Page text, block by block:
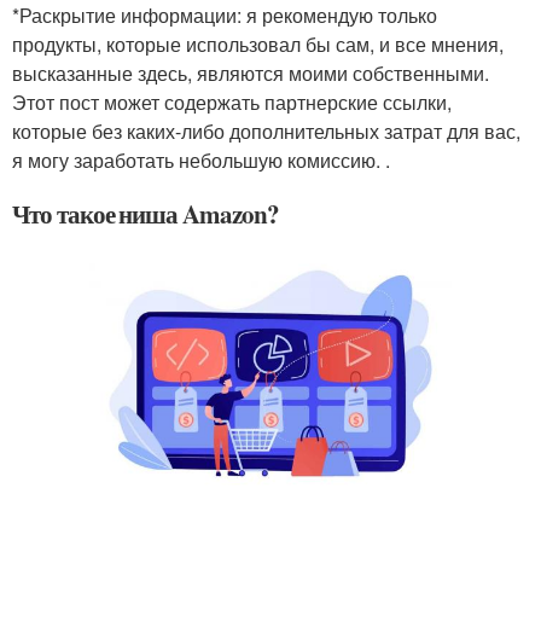
*Раскрытие информации: я рекомендую только
продукты, которые использовал бы сам, и все мнения,
высказанные здесь, являются моими собственными.
Этот пост может содержать партнерские ссылки,
которые без каких-либо дополнительных затрат для вас,
я могу заработать небольшую комиссию. .
Что такое ниша Amazon?